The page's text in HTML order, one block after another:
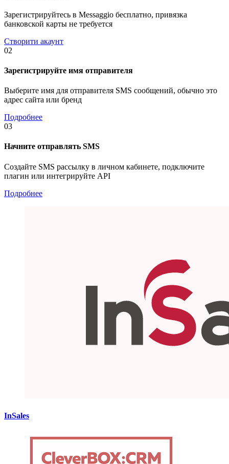
Зарегистрируйтесь в Messaggio бесплатно, привязка
банковской карты не требуется
Створити акаунт
02
Зарегистрируйте имя отправителя
Выберите имя для отправителя SMS сообщений, обычно это
адрес сайта или бренд
Подробнее
03
Начните отправлять SMS
Создайте SMS рассылку в личном кабинете, подключите
плагин или интегрируйте API
Подробнее
InSales